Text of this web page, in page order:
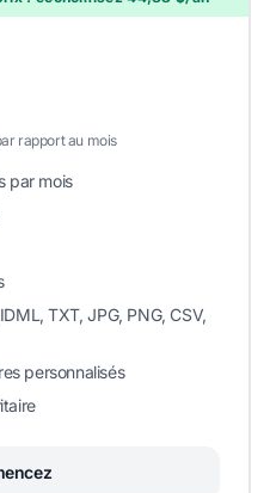
rapport au mois
par mois
TXT, JPG, PNG, CSV,
personnalisés